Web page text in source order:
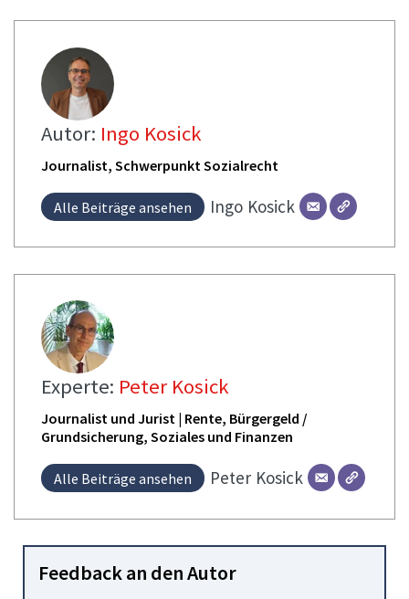
Autor: Ingo Kosick
Journalist, Schwerpunkt Sozialrecht
Alle Beiträge ansehen Ingo Kosick
Experte: Peter Kosick
Journalist und Jurist | Rente, Bürgergeld /
Grundsicherung, Soziales und Finanzen
Alle Beiträge ansehen Peter Kosick
Feedback an den Autor